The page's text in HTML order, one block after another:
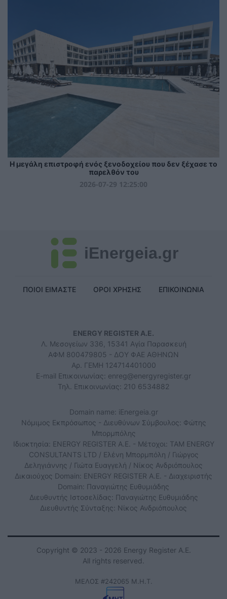
Η μεγάλη επιστροφή ενός ξενοδοχείου που δεν ξέχασε το
παρελθόν του
2026-07-29 12:25:00
iEnergeia.gr
ΠΟΙΟΙ ΕΙΜΑΣΤΕ ΟΡΟΙ ΧΡΗΣΗΣ ΕΠΙΚΟΙΝΩΝΙΑ
ENERGY REGISTER Α.Ε.
Λ. Μεσογείων 336, 15341 Αγία Παρασκευή
ΑΦΜ 800479805 - ΔΟΥ ΦΑΕ ΑΘΗΝΩΝ
Αρ. ΓΕΜΗ 124714401000
E-mail Επικοινωνίας: enreg@energyregister.gr
Τηλ. Επικοινωνίας: 210 6534882
Domain name: iEnergeia.gr
Νόμιμος Εκπρόσωπος - Διευθύνων Σύμβουλος: Φώτης
Μπορμπόλης
Ιδιοκτησία: ENERGY REGISTER Α.Ε. - Μέτοχοι: TAM ENERGY
CONSULTANTS LTD / Ελένη Μπορμπόλη / Γιώργος
Δεληγιάννης / Γιώτα Ευαγγελή / Νίκος Ανδριόπουλος
Δικαιούχος Domain: ENERGY REGISTER Α.Ε. - Διαχειριστής
Domain: Παναγιώτης Ευθυμιάδης
Διευθυντής Ιστοσελίδας: Παναγιώτης Ευθυμιάδης
Διευθυντής Σύνταξης: Νίκος Ανδριόπουλος
Copyright © 2023 - 2026 Energy Register Α.Ε.
All rights reserved.
ΜΕΛΟΣ #242065 Μ.Η.Τ.